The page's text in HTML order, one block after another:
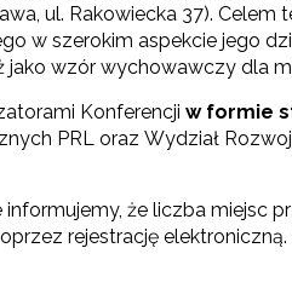
ul. Rakowiecka 37).
w szerokim aspekcie jego
jako wzór wychowawczy dla
Konferencji w formie
PRL oraz Wydział
informujemy, że liczba miejsc
rejestrację